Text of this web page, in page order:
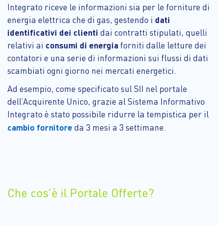
Integrato riceve le informazioni sia per le forniture di
energia elettrica che di gas, gestendo i dati
identificativi dei clienti dai contratti stipulati, quelli
relativi ai consumi di energia forniti dalle letture dei
contatori e una serie di informazioni sui flussi di dati
scambiati ogni giorno nei mercati energetici.
Ad esempio, come specificato sul SII nel portale
dell’Acquirente Unico, grazie al Sistema Informativo
Integrato è stato possibile ridurre la tempistica per il
cambio fornitore da 3 mesi a 3 settimane.
Che cos'è il Portale Offerte?